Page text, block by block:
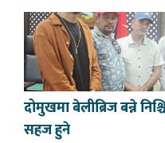
दोमुखमा बेलीब्रिज बन्ने
सहज हुने